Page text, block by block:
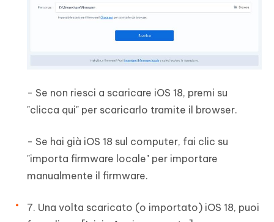
- Se non riesci a scaricare iOS 18, premi su
"clicca qui" per scaricarlo tramite il browser.
- Se hai già iOS 18 sul computer, fai clic su
"importa firmware locale" per importare
manualmente il firmware.
7. Una volta scaricato (o importato) iOS 18, puoi